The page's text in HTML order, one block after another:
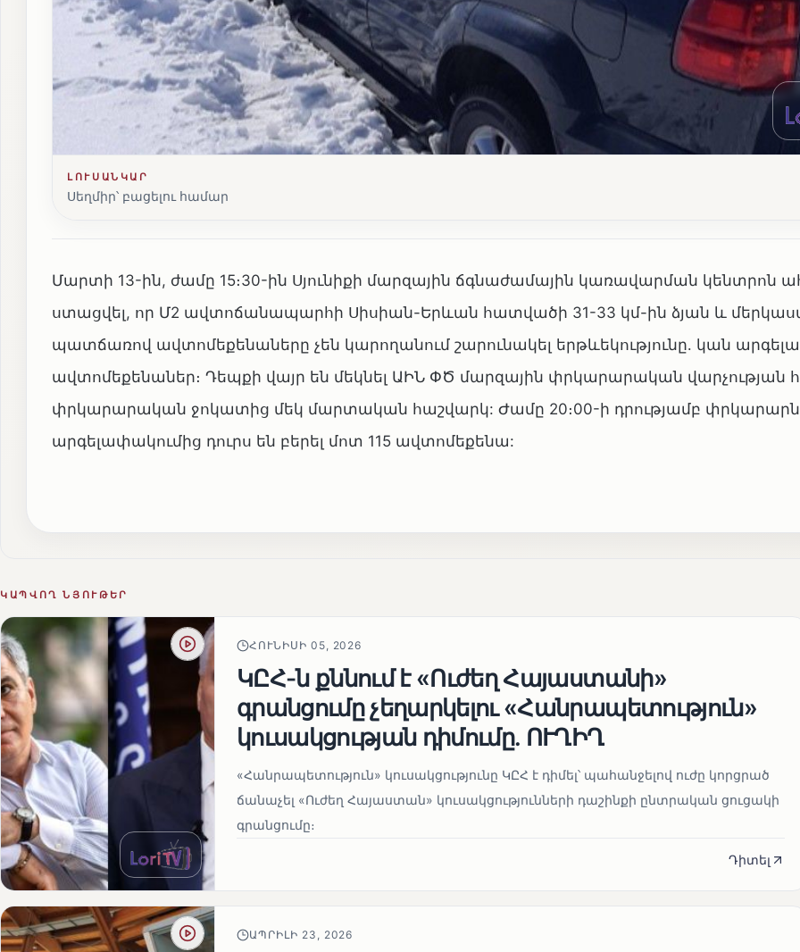
ԼՈՒՍԱՆԿԱՐ
Սեղմիր՝ բացելու համար
Մարտի 13-ին, ժամը 15։30-ին Սյունիքի մարզային ճգնաժամային կառավարման կենտրոն
ստացվել, որ Մ2 ավտոճանապարհի Սիսիան-Երևան հատվածի 31-33 կմ-ին ձյան և
պատճառով ավտոմեքենաները չեն կարողանում շարունակել երթևեկությունը․ կան
ավտոմեքենաներ։ Դեպքի վայր են մեկնել ԱԻՆ ՓԾ մարզային փրկարարական վարչության
փրկարարական ջոկատից մեկ մարտական հաշվարկ: Ժամը 20։00-ի դրությամբ
արգելափակումից դուրս են բերել մոտ 115 ավտոմեքենա:
ԿԱՊՎՈՂ ՆՅՈՒԹԵՐ
ՀՈՒՆԻՍԻ 05, 2026
ԿԸՀ-ն քննում է «Ուժեղ Հայաստանի»
գրանցումը չեղարկելու «Հանրապետություն»
կուսակցության դիմումը. ՈՒՂԻՂ
«Հանրապետություն» կուսակցությունը ԿԸՀ է դիմել՝ պահանջելով ուժը կորցրած
ճանաչել «Ուժեղ Հայաստան» կուսակցությունների դաշինքի ընտրական ցուցակի
գրանցումը։
Դիտել
ԱՊՐԻԼԻ 23, 2026